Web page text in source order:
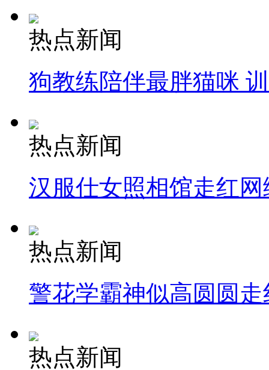
热点新闻
狗教练陪伴最胖猫咪
热点新闻
汉服仕女照相馆走红网
热点新闻
警花学霸神似高圆圆走
热点新闻